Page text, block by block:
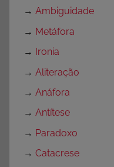
→ Ambiguidade
→ Metáfora
→
Ironia
→ Aliteração
→ Anáfora
→ Antítese
→ Paradoxo
→ Catacrese